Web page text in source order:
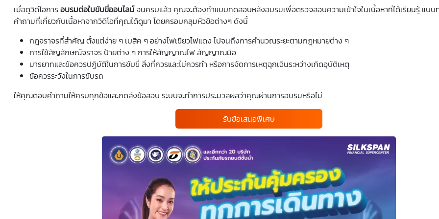
เมื่อดูวิดีโอการอบรมต่อใบขับขี่ออนไลน์จนครบแล้ว คุณจะต้องทำแบบทดสอบหลังอบรมเพื่อตรวจสอบความเข้าใจในเนื้อหาที่ได้เรียนรู้ แบ
คำถามที่เกี่ยวกับเนื้อหาจากวิดีโอที่คุณได้ดูมา โดยครอบคลุมหัวข้อต่างๆ ดังนี้
กฎจราจรที่สำคัญ ตั้งแต่ง่าย ๆ เบสิค ๆ อย่างไฟเขียวไฟแดง ไปจนถึงการคำนวณระยะตามกฎหมายต่าง ๆ
การใช้สัญลักษณ์จราจร ป้ายต่าง ๆ การให้สัญญาณไฟ สัญญาณมือ
มารยาทและข้อควรปฏิบัติในการขับขี่ สิ่งที่ควรและไม่ควรทำ หรือการจัดการเหตุฉุกเฉินระหว่างเกิดอุบัติเหตุ
ข้อควรระวังในการขับรถ
ให้คุณตอบคำถามให้ครบทุกข้อและกดส่งข้อสอบ ระบบจะทำการประมวลผลว่าคุณผ่านการอบรมหรือไม่
รับข้อเสนอพิเศษ